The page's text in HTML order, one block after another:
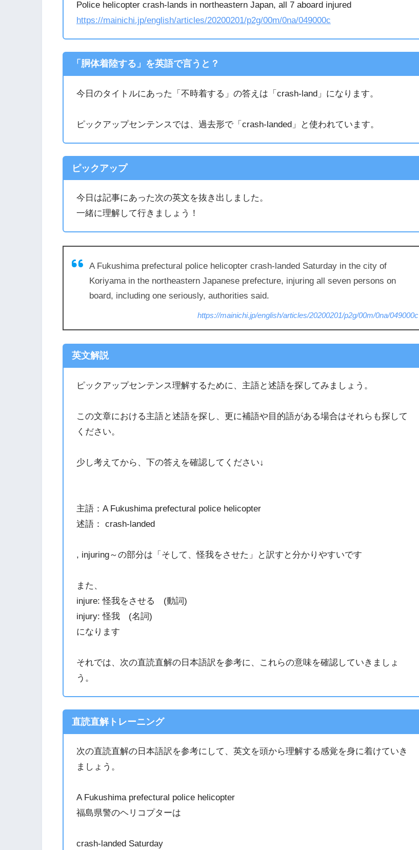
Police helicopter crash-lands in northeastern Japan, all 7 aboard injured
https://mainichi.jp/english/articles/20200201/p2g/00m/0na/049000c
「胴体着陸する」を英語で言うと？
今日のタイトルにあった「不時着する」の答えは「crash-land」になります。
ピックアップセンテンスでは、過去形で「crash-landed」と使われています。
ピックアップ
今日は記事にあった次の英文を抜き出しました。
一緒に理解して行きましょう！
A Fukushima prefectural police helicopter crash-landed Saturday in the city of
Koriyama in the northeastern Japanese prefecture, injuring all seven persons on
board, including one seriously, authorities said.
https://mainichi.jp/english/articles/20200201/p2g/00m/0na/049000c
英文解説
ピックアップセンテンス理解するために、主語と述語を探してみましょう。
この文章における主語と述語を探し、更に補語や目的語がある場合はそれらも探して
ください。
少し考えてから、下の答えを確認してください↓
主語：A Fukushima prefectural police helicopter
述語： crash-landed
, injuring～の部分は「そして、怪我をさせた」と訳すと分かりやすいです
また、
injure: 怪我をさせる (動詞)
injury: 怪我 (名詞)
になります
それでは、次の直読直解の日本語訳を参考に、これらの意味を確認していきましょ
う。
直読直解トレーニング
次の直読直解の日本語訳を参考にして、英文を頭から理解する感覚を身に着けていき
ましょう。
A Fukushima prefectural police helicopter
福島県警のヘリコプターは
crash-landed Saturday